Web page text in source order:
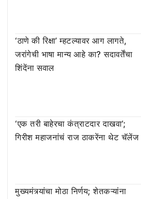
‘ठाणे की रिक्षा’ म्हटल्यावर आग लागते,
जरांगेची भाषा मान्य आहे का? सदावर्तेंचा
शिंदेंना सवाल
‘एक तरी बाहेरचा कंत्राटदार दाखवा’;
गिरीश महाजनांचं राज ठाकरेंना थेट चॅलेंज
मुख्यमंत्र्यांचा मोठा निर्णय; शेतकऱ्यांना